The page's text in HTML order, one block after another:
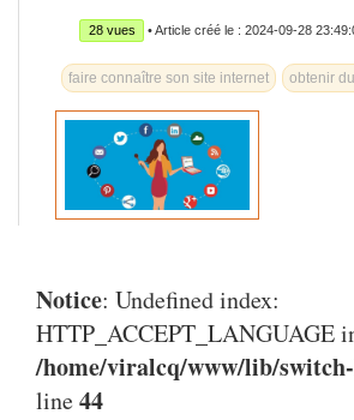
28 vues • Article créé le : 2024-09-28
faire connaître son site internet obtenir
Notice: Undefined index:
HTTP_ACCEPT_LANGUAGE
/home/viralcq/www/lib/
line44